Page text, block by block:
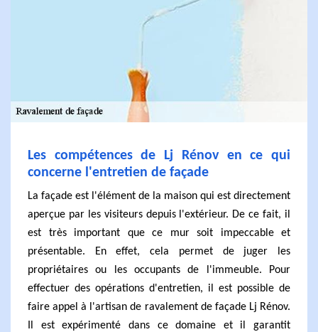
Les compétences de Lj Rénov en ce qui
concerne l'entretien de façade
La façade est l'élément de la maison qui est directement
aperçue par les visiteurs depuis l'extérieur. De ce fait, il
est très important que ce mur soit impeccable et
présentable. En effet, cela permet de juger les
propriétaires ou les occupants de l'immeuble. Pour
effectuer des opérations d'entretien, il est possible de
faire appel à l'artisan de ravalement de façade Lj Rénov.
Il est expérimenté dans ce domaine et il garantit